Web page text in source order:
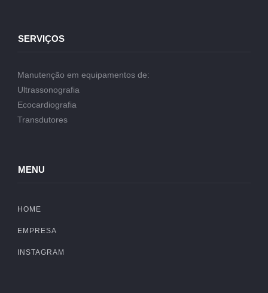
SERVIÇOS
Manutenção em equipamentos de:
Ultrassonografia
Ecocardiografia
Transdutores
MENU
HOME
EMPRESA
INSTAGRAM